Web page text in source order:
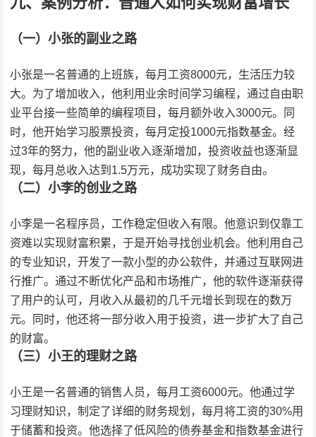
（一）小张的副业之路
小张是一名普通的上班族，每月工资8000元，生活压力较
大。为了增加收入，他利用业余时间学习编程，通过自由职
业平台接一些简单的编程项目，每月额外收入3000元。同
时，他开始学习股票投资，每月定投1000元指数基金。经
过3年的努力，他的副业收入逐渐增加，投资收益也逐渐显
现，每月总收入达到1.5万元，成功实现了财务自由。
（二）小李的创业之路
小李是一名程序员，工作稳定但收入有限。他意识到仅靠工
资难以实现财富积累，于是开始寻找创业机会。他利用自己
的专业知识，开发了一款小型的办公软件，并通过互联网进
行推广。通过不断优化产品和市场推广，他的软件逐渐获得
了用户的认可，月收入从最初的几千元增长到现在的数万
元。同时，他还将一部分收入用于投资，进一步扩大了自己
的财富。
（三）小王的理财之路
小王是一名普通的销售人员，每月工资6000元。他通过学
习理财知识，制定了详细的财务规划，每月将工资的30%用
于储蓄和投资。他选择了低风险的债券基金和指数基金进行